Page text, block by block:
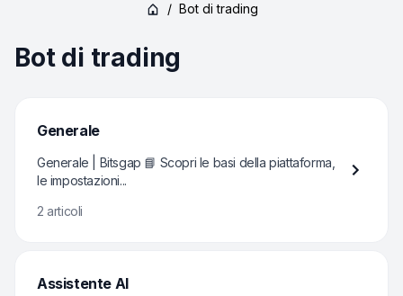
/ Bot di trading
Bot di trading
Generale
Generale | Bitsgap 📘 Scopri le basi della piattaforma,
le impostazioni...
2 articoli
Assistente AI